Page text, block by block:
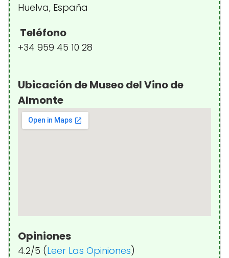
Huelva, España
Teléfono
+34 959 45 10 28
Ubicación de Museo del Vino de
Almonte
Opiniones
4.2/5 (Leer Las Opiniones)